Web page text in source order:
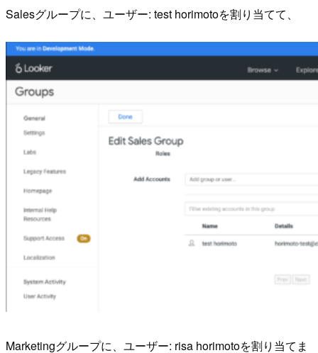
Salesグループに、ユーザー: test horimotoを割り当てて、
Marketingグループに、ユーザー: risa horimotoを割り当てま